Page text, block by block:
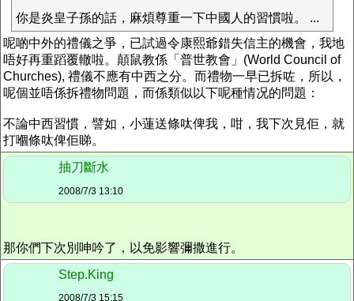
你是炎皇子孫的話，麻煩尊重一下中國人的習慣啦。 ...
呢啲中外的禮儀之爭，已試過令康熙爺錯失信主的機會，我地
唔好再重蹈覆轍啦。顛鼠教係「普世教會」(World Council of
Churches), 禮儀不應有中西之分。而禮物一早已拆咗，所以，
呢個並唔係拆禮物問題，而係類似以下呢種情况的問題：
不論中西習慣，譬如，小蓮送條呔俾我，咁，我下次見佢，就
打嗰條呔俾佢睇。
抽刀斷水
2008/7/3 13:10
那你們下次別呻吟了，以免影響彌撒進行。
Step.King
2008/7/3 15:15